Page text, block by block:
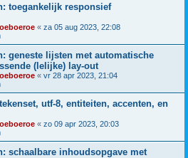
toegankelijk responsief
« za 05 aug 2023, 22:08
geneste lijsten met automatische
(lelijke) lay-out
« vr 28 apr 2023, 21:04
utf-8, entiteiten, accenten, en
« zo 09 apr 2023, 20:03
schaalbare inhoudsopgave met